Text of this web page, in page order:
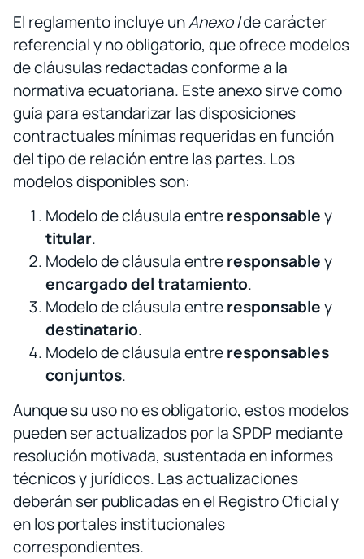
El reglamento incluye unAnexo Ide carácter
referencial y no obligatorio, que ofrece modelos
de cláusulas redactadas conforme a la
normativa ecuatoriana. Este anexo sirve como
guía para estandarizar las disposiciones
contractuales mínimas requeridas en función
del tipo de relación entre las partes. Los
modelos disponibles son:
Modelo de cláusula entreresponsabley
titular.
Modelo de cláusula entreresponsabley
encargado del tratamiento.
Modelo de cláusula entreresponsabley
destinatario.
Modelo de cláusula entreresponsables
conjuntos.
Aunque su uso no es obligatorio, estos modelos
pueden ser actualizados por la SPDP mediante
resolución motivada, sustentada en informes
técnicos y jurídicos. Las actualizaciones
deberán ser publicadas en el Registro Oficial y
en los portales institucionales
correspondientes.